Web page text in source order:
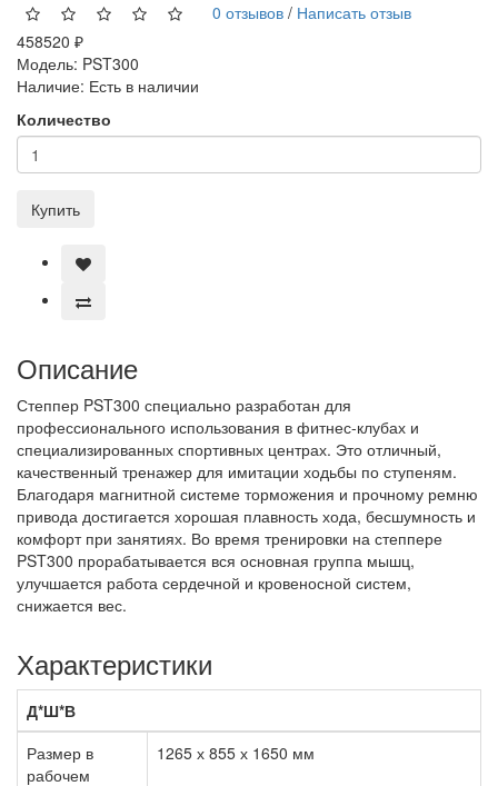
0 отзывов / Написать отзыв
458520 ₽
Модель: PST300
Наличие: Есть в наличии
Количество
Купить
Описание
Степпер PST300 специально разработан для
профессионального использования в фитнес-клубах и
специализированных спортивных центрах. Это отличный,
качественный тренажер для имитации ходьбы по ступеням.
Благодаря магнитной системе торможения и прочному ремню
привода достигается хорошая плавность хода, бесшумность и
комфорт при занятиях. Во время тренировки на степпере
PST300 прорабатывается вся основная группа мышц,
улучшается работа сердечной и кровеносной систем,
снижается вес.
Характеристики
Д*Ш*В
Размер в
рабочем
1265 х 855 х 1650 мм